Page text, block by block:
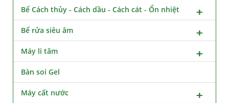
Bể Cách thủy - Cách dầu - Cách cát - Ổn nhiệt
Bể rửa siêu âm
Máy li tâm
Bàn soi Gel
Máy cất nước